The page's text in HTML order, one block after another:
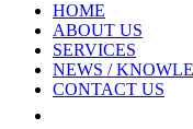
HOME
ABOUT US
SERVICES
NEWS /
CONTACT US